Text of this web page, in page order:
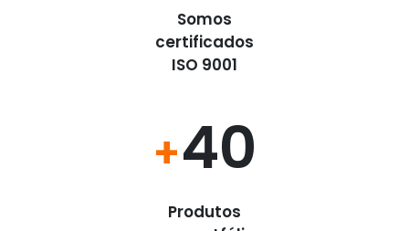
Somos
certificados
ISO 9001
+40
Produtos